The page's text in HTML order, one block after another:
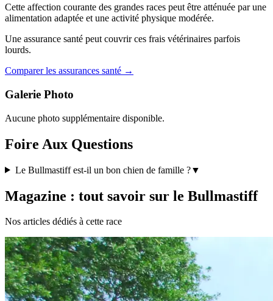
Cette affection courante des grandes races peut être atténuée par une
alimentation adaptée et une activité physique modérée.
Une assurance santé peut couvrir ces frais vétérinaires parfois
lourds.
Comparer les assurances santé →
Galerie Photo
Aucune photo supplémentaire disponible.
Foire Aux Questions
Le Bullmastiff est-il un bon chien de famille ?▼
Magazine : tout savoir sur le Bullmastiff
Nos articles dédiés à cette race